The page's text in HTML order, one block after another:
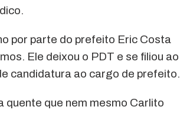
por parte do prefeito Eric Costa
Ele deixou o PDT e se filiou ao
candidatura ao cargo de prefeito.
quente que nem mesmo Carlito